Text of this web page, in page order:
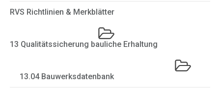
RVS Richtlinien & Merkblätter
13 Qualitätssicherung bauliche Erhaltung
13.04 Bauwerksdatenbank